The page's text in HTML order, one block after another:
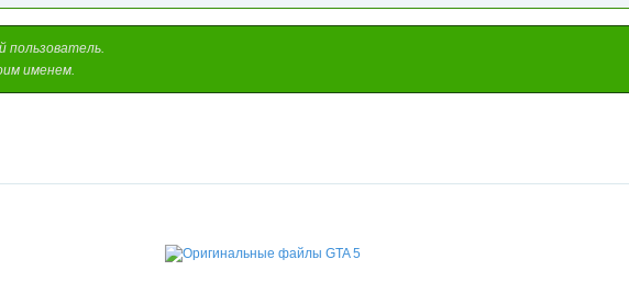
пользователь.
именем.